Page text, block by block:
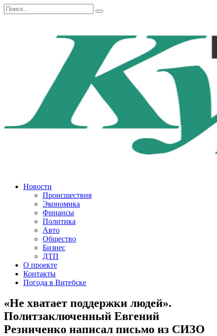
Перейти
к
Search
for:
Новости
Происшествия
Экономика
Финансы
Политика
Авто
Общество
Бизнес
ДТП
О проекте
Контакты
Погода в Витебске
«Не хватает поддержки людей».
Политзаключенный Евгений
Резниченко написал письмо из СИЗО